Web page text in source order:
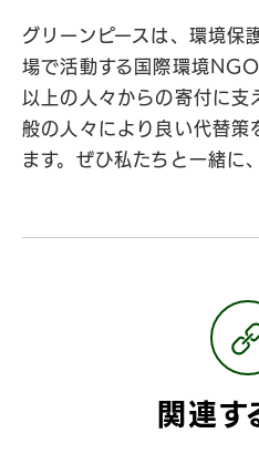
グリーンピースは、環境保
場で活動する国際環境
以上の人々からの寄付に
般の人々により良い代替策
ます。ぜひ私たちと一緒に
関連す